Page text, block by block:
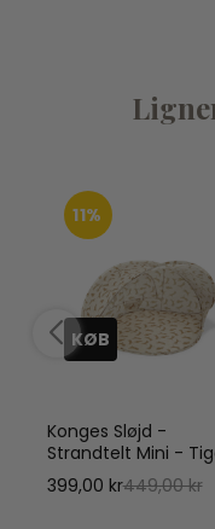
11%
KØB
Konges Sløjd -
Strandtelt Mini -
399,00 kr449,00 kr